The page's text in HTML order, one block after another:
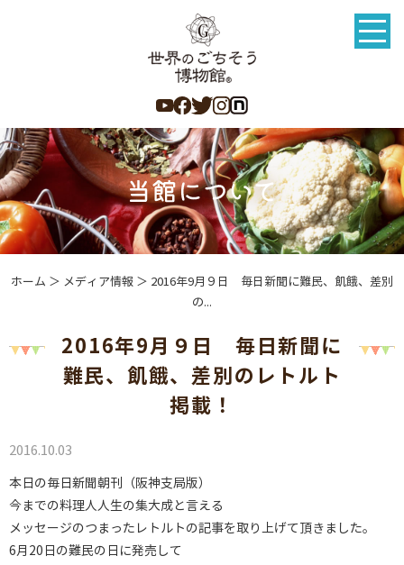
ホーム ＞ メディア情報 ＞ 2016年9月９日 毎日新聞に難民、飢餓、差別
の...
2016年9月９日 毎日新聞に
難民、飢餓、差別のレトルト
掲載！
2016.10.03
本日の毎日新聞朝刊（阪神支局版）
今までの料理人人生の集大成と言える
メッセージのつまったレトルトの記事を取り上げて頂きました。
6月20日の難民の日に発売して